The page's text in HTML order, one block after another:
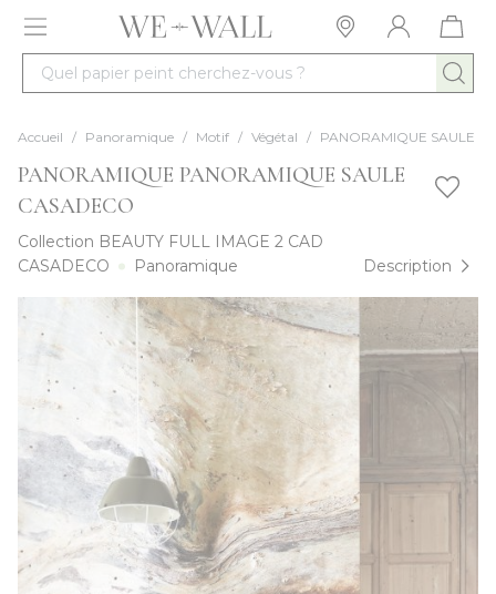
Allez au contenu
Quel papier peint cherchez-vous ?
Accueil / Panoramique / Motif / Végétal / PANORAMIQUE SAULE
PANORAMIQUE PANORAMIQUE SAULE
CASADECO
Collection BEAUTY FULL IMAGE 2 CAD
CASADECO
Panoramique Description